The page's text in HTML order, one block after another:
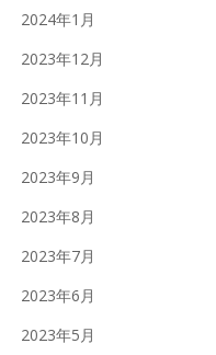
2024年1月
2023年12月
2023年11月
2023年10月
2023年9月
2023年8月
2023年7月
2023年6月
2023年5月